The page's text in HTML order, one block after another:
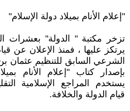
"إعلام الأنام بميلاد دولة الإسلام"
تزخر مكتبة " الدولة" بعشرات
يرتكز عليها ، فمنذ الإعلان عن
الشرعي السابق للتنظيم عثمان
بإصدار كتاب "إعلام الأنام
يستخدم المراجع الإسلامية
قيام الدولة والخلافة.